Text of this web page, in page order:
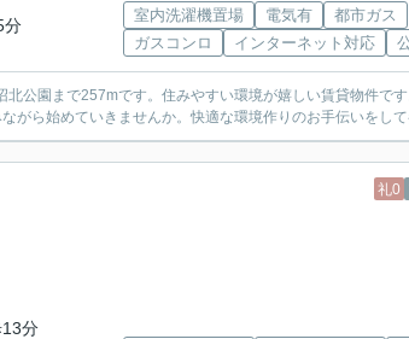
分
室内洗濯機置場 電気有
都市ガス
ガスコンロ
インターネット対応
公園まで257mです。住みやすい環境が嬉しい賃貸物件で
ら始めていきませんか。快適な環境作りのお手伝いをして
礼0
13分